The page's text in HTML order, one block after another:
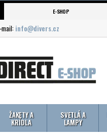
E-SHOP
mail:info@divers.cz
ŽAKETY A
KRÍDLA
SVETLÁ A
LAMPY